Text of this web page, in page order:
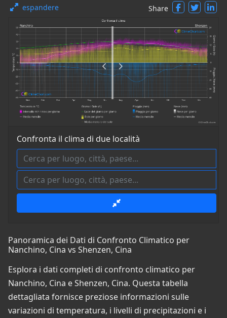
espandere Share
Confronta il clima di due località
Panoramica dei Dati di Confronto Climatico per
Nanchino, Cina vs Shenzen, Cina
Esplora i dati completi di confronto climatico per
Nanchino, Cina e Shenzen, Cina. Questa tabella
dettagliata fornisce preziose informazioni sulle
variazioni di temperatura, i livelli di precipitazioni e i